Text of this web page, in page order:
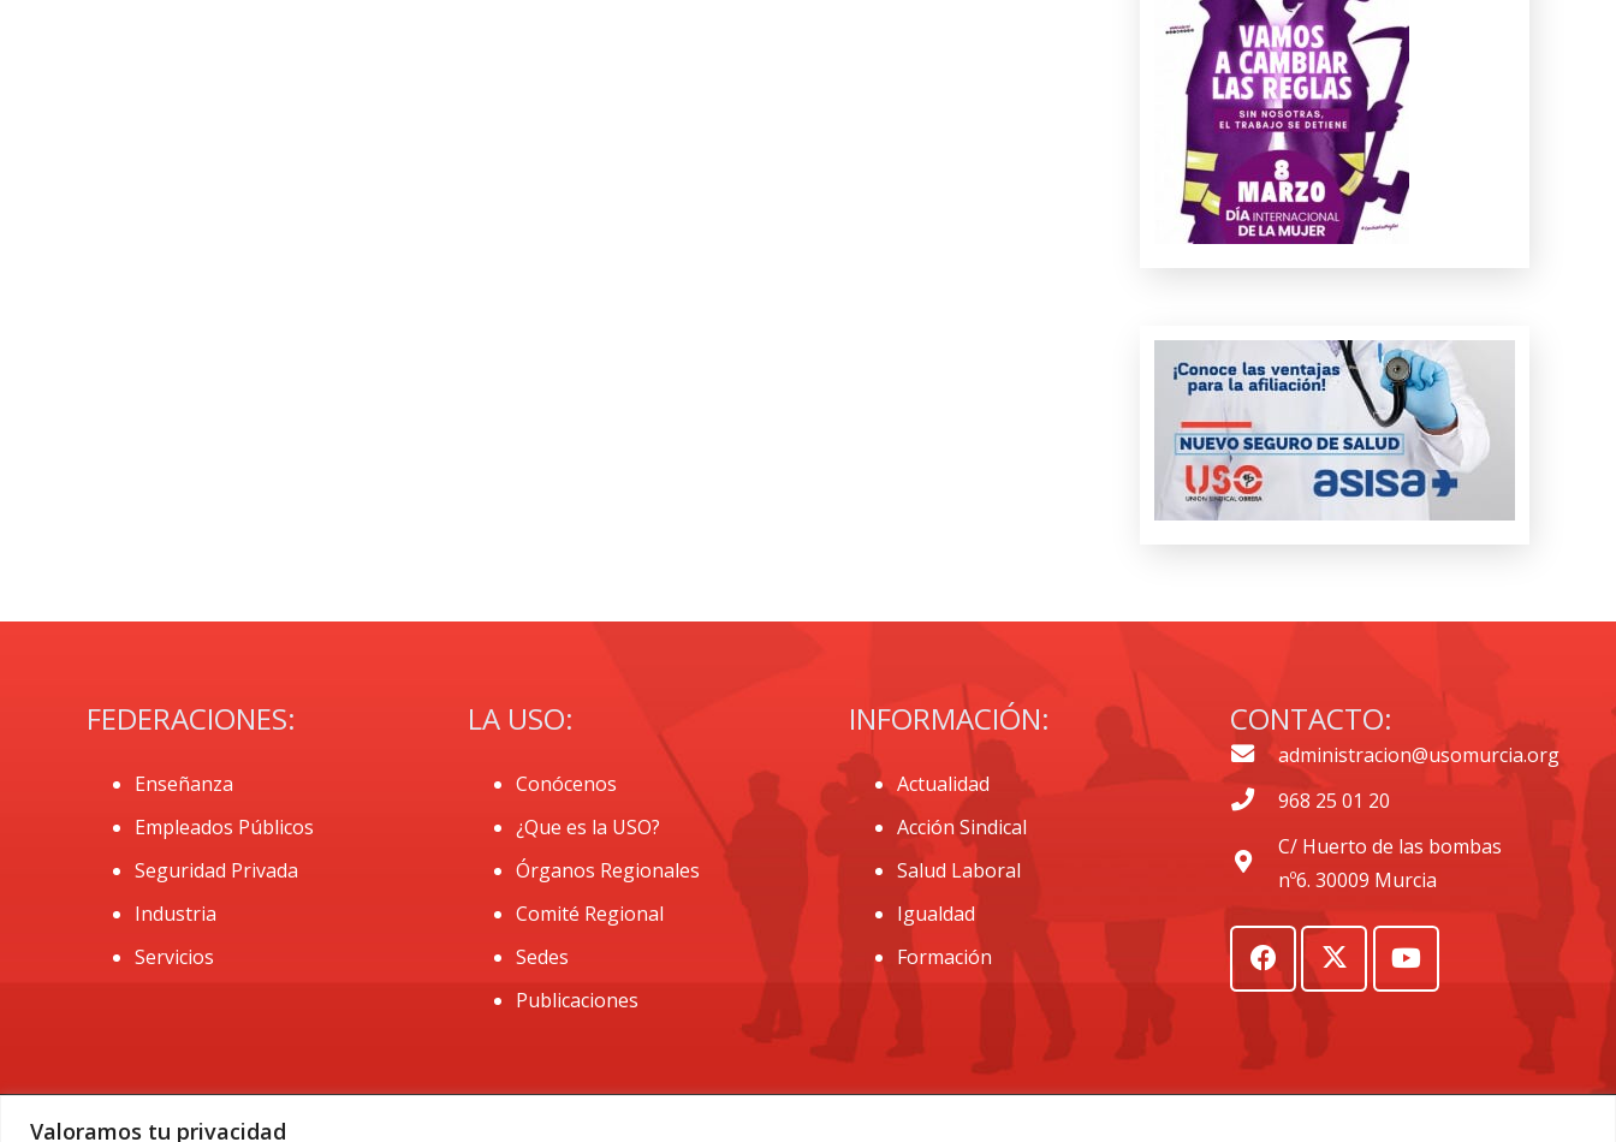
Valoramos tu privacidad
FEDERACIONES:
Enseñanza
Empleados Públicos
Seguridad Privada
Industria
Servicios
LA USO:
Conócenos
¿Que es la USO?
Órganos Regionales
Comité Regional
Sedes
Publicaciones
INFORMACIÓN:
Actualidad
Acción Sindical
Salud Laboral
Igualdad
Formación
CONTACTO:
administracion@usomurcia.org
968 25 01 20
C/ Huerto de las bombas
nº6. 30009 Murcia